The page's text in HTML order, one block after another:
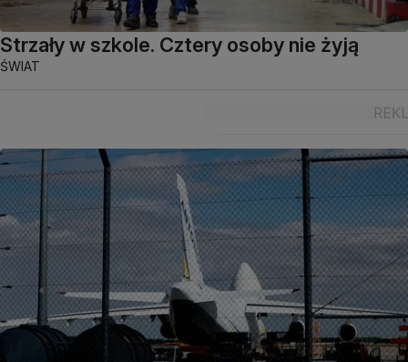
Strzały w szkole. Cztery osoby nie żyją
ŚWIAT